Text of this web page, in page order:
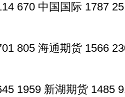
670 中国国际 1787 25
805 海通期货 1566
1959 新湖期货 1485